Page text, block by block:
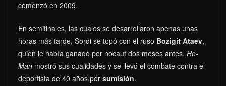
comenzó en 2009.
En semifinales, las cuales se desarrollaron apenas unas
horas más tarde, Sordi se topó con el ruso Bozigit Ataev,
quien le había ganado por nocaut dos meses antes. He-
Man mostró sus cualidades y se llevó el combate contra el
deportista de 40 años por sumisión.